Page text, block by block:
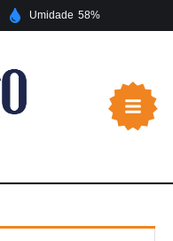
Umidade 58